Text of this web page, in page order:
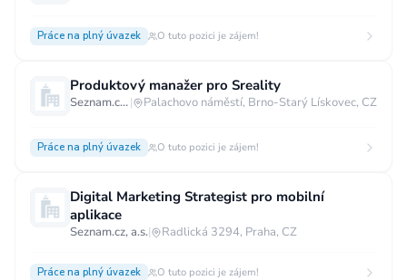
Práce na plný úvazek O tuto pozici je zájem!
Produktový manažer pro Sreality
Seznam.cz, a.s.| Palachovo náměstí, Brno-Starý Lískovec, CZ
Práce na plný úvazek O tuto pozici je zájem!
Digital Marketing Strategist pro mobilní
aplikace
Seznam.cz, a.s.| Radlická 3294, Praha, CZ
Práce na plný úvazek O tuto pozici je zájem!